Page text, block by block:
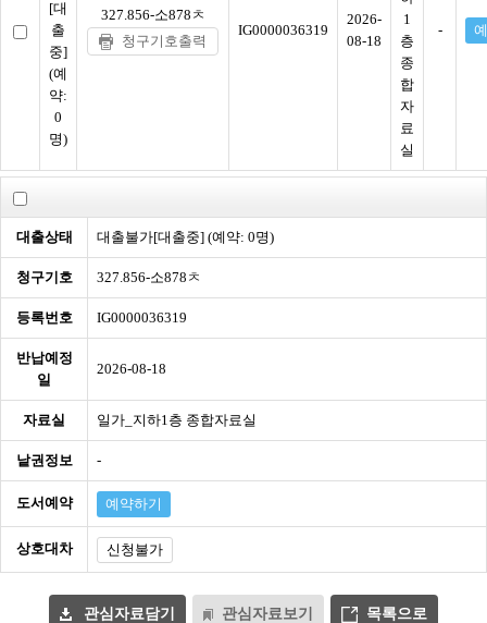
[대
출
중]
(예
약:
0
명)
327.856-소878ㅊ
청구기호출력
IG0000036319
2026-
08-18
1
층
종
합
자
료
실
-
대출상태 대출불가[대출중] (예약: 0명)
청구기호 327.856-소878ㅊ
등록번호 IG0000036319
반납예정
일
2026-08-18
자료실 일가_지하1층 종합자료실
낱권정보 -
도서예약 예약하기
상호대차 신청불가
관심자료담기 관심자료보기 목록으로